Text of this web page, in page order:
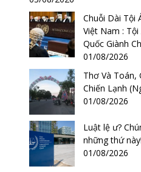
Chuỗi Dài Tội
Việt Nam :
Quốc Giành
01/08/2026
Thơ Và Toán,
Chiến Lạnh
01/08/2026
Luật lệ ư?
những thứ
01/08/2026